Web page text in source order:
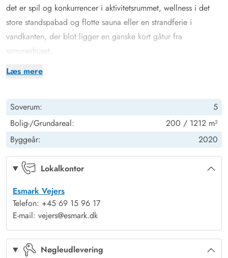
Læs mere
det er spil og konkurrencer i aktivitetsrummet, wellness i det
store standspabad og flotte sauna eller en strandferie i
vandkanten, der blot ligger en ganske kort gåtur fra
sommerhuset.
Huset er moderne og samtidig rigtig hyggeligt indrettet, så selv
det lækre køkken - eller at slænge sig i hjørnesofaen og se en
film eller bare nyde udsigten til de vejende marehalm uden for
de store panoramavinduer.
Sjov og leg med poolbillard, bordtennis, bordfodbold og dart
Feriehusets kælder er et skatkammer af muligheder for leg og
badeværelse med både spabad og sauna.
Et absolut highlight for børn og barnlige sjæle er feriehusets
aktivitetsrum, der inviterer til konkurrencer inden for
disciplinerne poolbillard, bordtennis, bordfodbold og dart.
Måske bliver det bare til et lejlighedsvist slag billard sammen
Soverum:
5
Bolig-/Grundareal:
200 / 1212 m²
Byggeår:
2020
Lokalkontor
Esmark Vejers
Telefon: +45 69 15 96 17
E-mail: vejers@esmark.dk
Nøgleudlevering